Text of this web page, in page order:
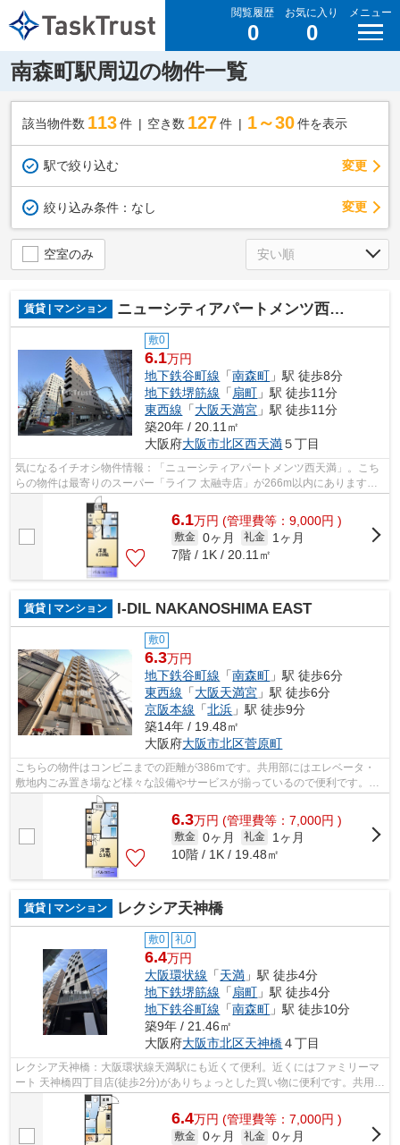
閲覧履歴
0
お気に入り
0
メニュー
南森町駅周辺の物件一覧
該当物件数 113件 空き数 127 件 1～30 件を表示
駅で絞り込む 変更
絞り込み条件： なし 変更
空室のみ
賃貸 | マンション ニューシティアパートメンツ西天満
敷0
6.1万円
地下鉄谷町線 「南森町 」駅 徒歩8分
地下鉄堺筋線 「扇町 」駅 徒歩11分
東西線 「大阪天満宮 」駅 徒歩11分
築20年 / 20.11㎡
大阪府大阪市北区西天満５丁目
気になるイチオシ物件情報：「ニューシティアパートメンツ西天満」。こち
らの物件は最寄りのスーパー「ライフ 太融寺店」が266m以内にあります。
共用部には敷地内ごみ置き場・エレベー...
6.1万円 (管理費等：9,000円 )
敷金 0ヶ月 礼金
1ヶ月
7階 / 1K / 20.11㎡
賃貸 | マンション I-DIL NAKANOSHIMA EAST
敷0
6.3万円
地下鉄谷町線 「南森町 」駅 徒歩6分
東西線 「大阪天満宮 」駅 徒歩6分
京阪本線 「北浜 」駅 徒歩9分
築14年 / 19.48㎡
大阪府大阪市北区菅原町
こちらの物件はコンビニまでの距離が386mです。共用部にはエレベータ・
敷地内ごみ置き場など様々な設備やサービスが揃っているので便利です。13
階建ての物件です。防犯対策もバッチリ...
6.3万円 (管理費等：7,000円 )
敷金 0ヶ月 礼金
1ヶ月
10階 / 1K / 19.48㎡
賃貸 | マンション レクシア天神橋
敷0 礼0
6.4万円
大阪環状線 「天満 」駅 徒歩4分
地下鉄堺筋線 「 扇町 」駅 徒歩4分
地下鉄谷町線 「南森町 」駅 徒歩10分
築9年 / 21.46㎡
大阪府大阪市北区天神橋４丁目
レクシア天神橋：大阪環状線天満駅にも近くて便利。近くにはファミリーマ
ート 天神橋四丁目店(徒歩2分)がありちょっとした買い物に便利です。共用部
には敷地内ごみ置き場・エレベータ...
6.4万円 (管理費等：7,000円 )
敷金 0ヶ月 礼金 0ヶ月